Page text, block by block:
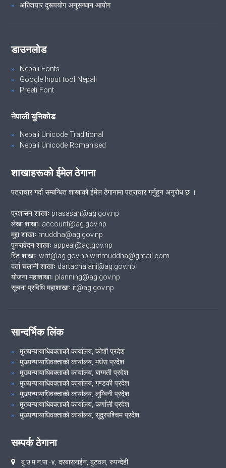
अख्तियार दुरूपयोग अनुसन्धान आयोग
डाउनलोड
Nepali Fonts
Google Input tool Nepali
Preeti Font
नेपाली युनिकोड
Nepali Unicode Traditional
Nepali Unicode Romanised
शाखाहरूको ईमेल ठेगाना
पत्राचार गर्दा सम्बन्धित शाखाको ईमेल ठेगानामा पत्राचार गर्नुहुन अनुरोध छ ।
प्रशासन शाखाः prasasan@ag.gov.np
लेखा शाखाः account@ag.gov.np
मुद्दा शाखाः muddha@ag.gov.np
पुनरावेदन शाखाः appeal@ag.gov.np
रिट शाखाः writ@ag.gov.np|writmuddha@gmail.com
दर्ता चलानी शाखाः dartachalani@ag.gov.np
योजना महाशाखाः planning@ag.gov.np
सूचना प्रविधि महाशाखाः it@ag.gov.np
सान्दर्भिक लिंक
मुख्यन्यायाधिवक्ताको कार्यालय, कोशी प्रदेश
मुख्यन्यायाधिवक्ताको कार्यालय, मधेस प्रदेश
मुख्यन्यायाधिवक्ताको कार्यालय, बाग्मती प्रदेश
मुख्यन्यायाधिवक्ताको कार्यालय, गण्डकी प्रदेश
मुख्यन्यायाधिवक्ताको कार्यालय, लुम्बिनी प्रदेश
मुख्यन्यायाधिवक्ताको कार्यालय, कर्णाली प्रदेश
मुख्यन्यायाधिवक्ताको कार्यालय, सुदुरपश्चिम प्रदेश
सम्पर्क ठेगाना
बु.उ‍‌.म.न.पा.-४, दरबारलाईन, बुटवल, रुपन्देही